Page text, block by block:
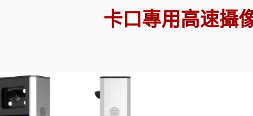
卡口專用高速攝